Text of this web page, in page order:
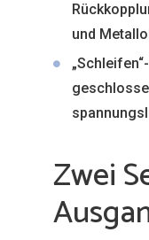
und
Zwei